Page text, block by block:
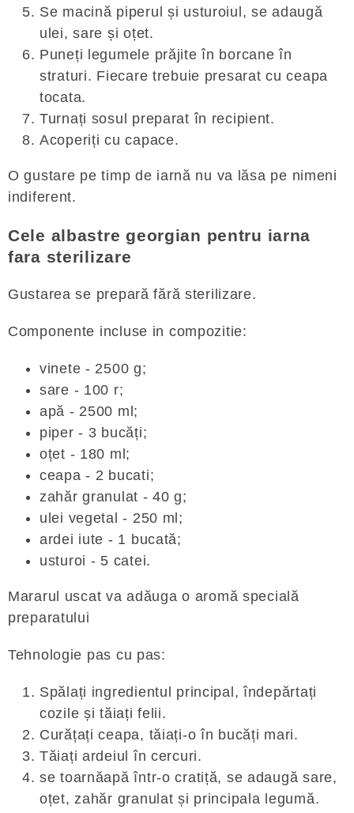
Se macină piperul și usturoiul, se adaugă
ulei, sare și oțet.
Puneți legumele prăjite în borcane în
straturi. Fiecare trebuie presarat cu ceapa
tocata.
Turnați sosul preparat în recipient.
Acoperiți cu capace.
O gustare pe timp de iarnă nu va lăsa pe nimeni
indiferent.
Cele albastre georgian pentru iarna
fara sterilizare
Gustarea se prepară fără sterilizare.
Componente incluse in compozitie:
vinete - 2500 g;
sare - 100 r;
apă - 2500 ml;
piper - 3 bucăți;
oțet - 180 ml;
ceapa - 2 bucati;
zahăr granulat - 40 g;
ulei vegetal - 250 ml;
ardei iute - 1 bucată;
usturoi - 5 catei.
Mararul uscat va adăuga o aromă specială
preparatului
Tehnologie pas cu pas:
Spălați ingredientul principal, îndepărtați
cozile și tăiați felii.
Curățați ceapa, tăiați-o în bucăți mari.
Tăiați ardeiul în cercuri.
se toarnăapă într-o cratiță, se adaugă sare,
oțet, zahăr granulat și principala legumă.